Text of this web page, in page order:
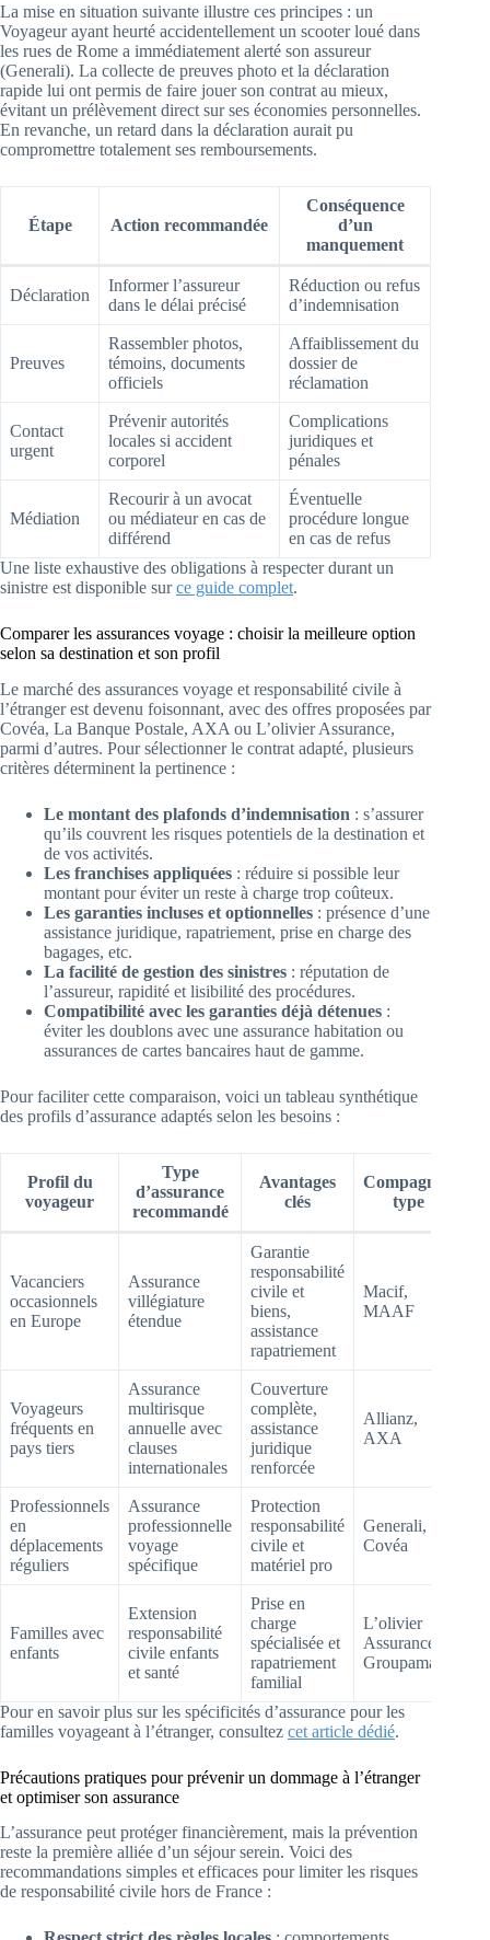
La mise en situation suivante illustre ces principes : un
Voyageur ayant heurté accidentellement un scooter loué dans
les rues de Rome a immédiatement alerté son assureur
(Generali). La collecte de preuves photo et la déclaration
rapide lui ont permis de faire jouer son contrat au mieux,
évitant un prélèvement direct sur ses économies personnelles.
En revanche, un retard dans la déclaration aurait pu
compromettre totalement ses remboursements.
Étape Action recommandée
Conséquence
d’un
manquement
Déclaration
Informer l’assureur
dans le délai précisé
Réduction ou refus
d’indemnisation
Preuves
Rassembler photos,
témoins, documents
officiels
Affaiblissement du
dossier de
réclamation
Contact
urgent
Prévenir autorités
locales si accident
corporel
Complications
juridiques et
pénales
Médiation
Recourir à un avocat
ou médiateur en cas de
différend
Éventuelle
procédure longue
en cas de refus
Une liste exhaustive des obligations à respecter durant un
sinistre est disponible surce guide complet.
Comparer les assurances voyage : choisir la meilleure option
selon sa destination et son profil
Le marché des assurances voyage et responsabilité civile à
l’étranger est devenu foisonnant, avec des offres proposées par
Covéa, La Banque Postale, AXA ou L’olivier Assurance,
parmi d’autres. Pour sélectionner le contrat adapté, plusieurs
critères déterminent la pertinence :
Le montant des plafonds d’indemnisation : s’assurer
qu’ils couvrent les risques potentiels de la destination et
de vos activités.
Les franchises appliquées : réduire si possible leur
montant pour éviter un reste à charge trop coûteux.
Les garanties incluses et optionnelles : présence d’une
assistance juridique, rapatriement, prise en charge des
bagages, etc.
La facilité de gestion des sinistres : réputation de
l’assureur, rapidité et lisibilité des procédures.
Compatibilité avec les garanties déjà détenues :
éviter les doublons avec une assurance habitation ou
assurances de cartes bancaires haut de gamme.
Pour faciliter cette comparaison, voici un tableau synthétique
des profils d’assurance adaptés selon les besoins :
Profil du
voyageur
Type
d’assurance
recommandé
Avantages
clés
Compagnie-
type
Vacanciers
occasionnels
en Europe
Assurance
villégiature
étendue
Garantie
responsabilité
civile et
biens,
assistance
rapatriement
Macif,
MAAF
Voyageurs
fréquents en
pays tiers
Assurance
multirisque
annuelle avec
clauses
internationales
Couverture
complète,
assistance
juridique
renforcée
Allianz,
AXA
Professionnels
en
déplacements
réguliers
Assurance
professionnelle
voyage
spécifique
Protection
responsabilité
civile et
matériel pro
Generali,
Covéa
Familles avec
enfants
Extension
responsabilité
civile enfants
et santé
Prise en
charge
spécialisée et
rapatriement
familial
L’olivier
Assurance,
Groupama
Pour en savoir plus sur les spécificités d’assurance pour les
familles voyageant à l’étranger, consultez cet article dédié.
Précautions pratiques pour prévenir un dommage à l’étranger
et optimiser son assurance
L’assurance peut protéger financièrement, mais la prévention
reste la première alliée d’un séjour serein. Voici des
recommandations simples et efficaces pour limiter les risques
de responsabilité civile hors de France :